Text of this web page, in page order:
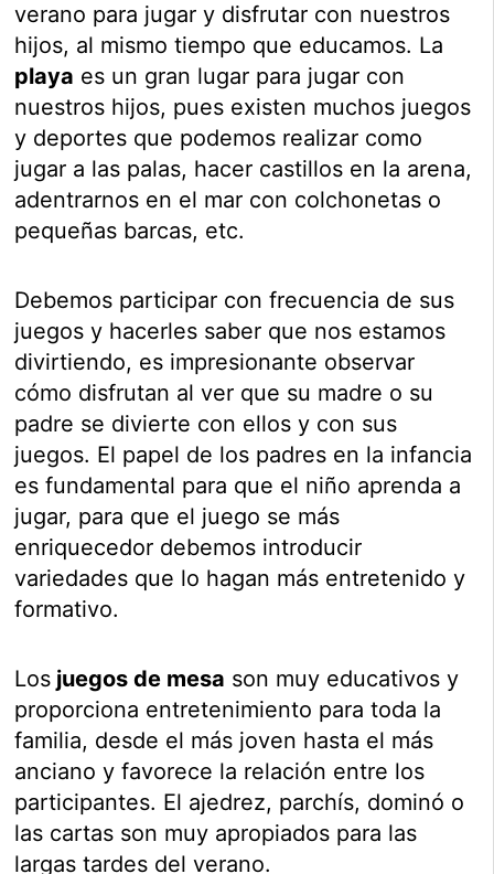
verano para jugar y disfrutar con nuestros
hijos, al mismo tiempo que educamos. La
playa es un gran lugar para jugar con
nuestros hijos, pues existen muchos juegos
y deportes que podemos realizar como
jugar a las palas, hacer castillos en la arena,
adentrarnos en el mar con colchonetas o
pequeñas barcas, etc.
Debemos participar con frecuencia de sus
juegos y hacerles saber que nos estamos
divirtiendo, es impresionante observar
cómo disfrutan al ver que su madre o su
padre se divierte con ellos y con sus
juegos. El papel de los padres en la infancia
es fundamental para que el niño aprenda a
jugar, para que el juego se más
enriquecedor debemos introducir
variedades que lo hagan más entretenido y
formativo.
Los juegos de mesa son muy educativos y
proporciona entretenimiento para toda la
familia, desde el más joven hasta el más
anciano y favorece la relación entre los
participantes. El ajedrez, parchís, dominó o
las cartas son muy apropiados para las
largas tardes del verano.